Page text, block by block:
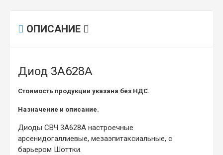
ОПИСАНИЕ
Диод 3А628А
Стоимость продукции указана без НДС.
Назначение и описание.
Диоды СВЧ 3А628А настроечные
арсенидогаллиевые, мезаэпитаксиальные, с
барьером Шоттки.